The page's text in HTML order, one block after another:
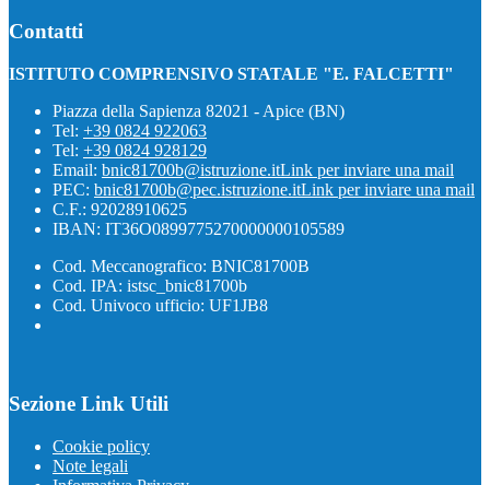
Contatti
ISTITUTO COMPRENSIVO STATALE "E. FALCETTI"
Piazza della Sapienza 82021 - Apice (BN)
Tel: +39 0824 922063
Tel: +39 0824 928129
Email: bnic81700b@istruzione.itLink per inviare una mail
PEC: bnic81700b@pec.istruzione.itLink per inviare una mail
C.F.: 92028910625
IBAN: IT36O0899775270000000105589
Cod. Meccanografico: BNIC81700B
Cod. IPA: istsc_bnic81700b
Cod. Univoco ufficio: UF1JB8
Sezione Link Utili
Cookie policy
Note legali